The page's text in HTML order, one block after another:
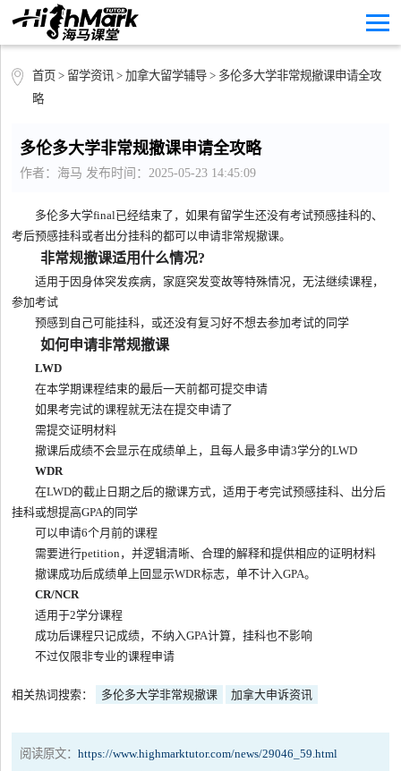
首页 > 留学资讯> 加拿大留学辅导> 多伦多大学非常规撤课申请全攻
略
多伦多大学非常规撤课申请全攻略
作者：海马 发布时间：2025-05-23 14:45:09
多伦多大学final已经结束了，如果有留学生还没有考试预感挂科的、
考后预感挂科或者出分挂科的都可以申请非常规撤课。
非常规撤课适用什么情况?
适用于因身体突发疾病，家庭突发变故等特殊情况，无法继续课程，
参加考试
预感到自己可能挂科，或还没有复习好不想去参加考试的同学
如何申请非常规撤课
LWD
在本学期课程结束的最后一天前都可提交申请
如果考完试的课程就无法在提交申请了
需提交证明材料
撤课后成绩不会显示在成绩单上，且每人最多申请3学分的LWD
WDR
在LWD的截止日期之后的撤课方式，适用于考完试预感挂科、出分后
挂科或想提高GPA的同学
可以申请6个月前的课程
需要进行petition，并逻辑清晰、合理的解释和提供相应的证明材料
撤课成功后成绩单上回显示WDR标志，单不计入GPA。
CR/NCR
适用于2学分课程
成功后课程只记成绩，不纳入GPA计算，挂科也不影响
不过仅限非专业的课程申请
相关热词搜索： 多伦多大学非常规撤课 加拿大申诉资讯
阅读原文：https://www.highmarktutor.com/news/29046_59.html